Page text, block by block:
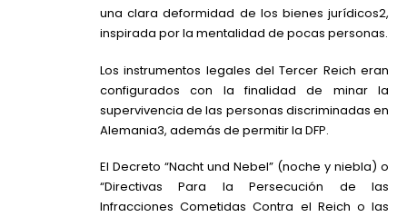
una clara deformidad de los bienes jurídicos2,
inspirada por la mentalidad de pocas personas.
Los instrumentos legales del Tercer Reich eran
configurados con la finalidad de minar la
supervivencia de las personas discriminadas en
Alemania3, además de permitir la DFP.
El Decreto “Nacht und Nebel” (noche y niebla) o
“Directivas Para la Persecución de las
Infracciones Cometidas Contra el Reich o las